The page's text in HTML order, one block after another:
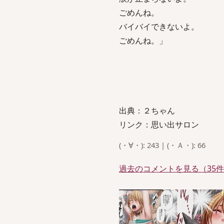
ごめんね。
バイバイできないよ。
ごめんね。」
出典：２ちゃん
リンク：思い出サロン
(・∀・): 243 | (・Ａ・): 66
過去のコメントを見る（35